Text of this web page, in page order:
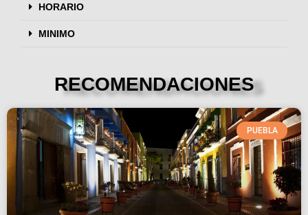
HORARIO
MINIMO
RECOMENDACIONES
PUEBLA